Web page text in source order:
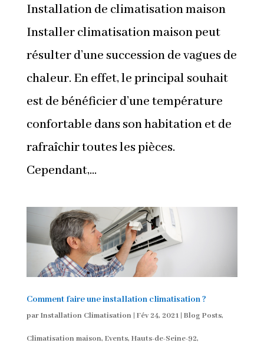
Installation de climatisation maison
Installer climatisation maison peut
résulter d’une succession de vagues de
chaleur. En effet, le principal souhait
est de bénéficier d’une température
confortable dans son habitation et de
rafraîchir toutes les pièces.
Cependant,...
Comment faire une installation climatisation ?
parInstallation Climatisation | Fév 24, 2021| Blog Posts,
Climatisation maison, Events, Hauts-de-Seine-92,